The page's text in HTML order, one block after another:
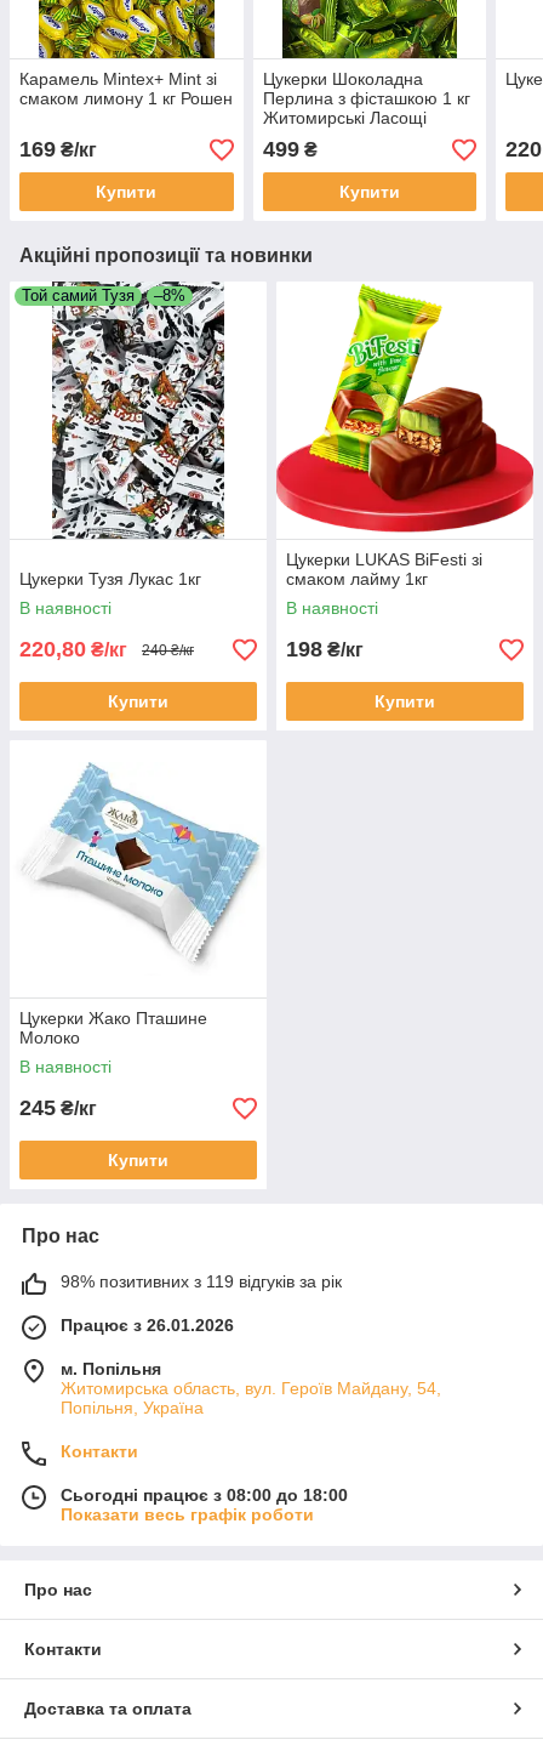
Карамель Mintex+ Mint зі
смаком лимону 1 кг Рошен
169 ₴/кг
Купити
Цукерки Шоколадна
Перлина з фісташкою 1 кг
Житомирські Ласощі
499₴
Купити
220
Акційні пропозиції та новинки
Той самий Тузя –8%
Цукерки Тузя Лукас 1кг
В наявності
220,80 ₴/кг 240 ₴/кг
Купити
Цукерки LUKAS BiFesti зі
смаком лайму 1кг
В наявності
198 ₴/кг
Купити
Цукерки Жако Пташине
Молоко
В наявності
245 ₴/кг
Купити
Про нас
98% позитивних з 119 відгуків за рік
Працює з 26.01.2026
м. Попільня
Житомирська область, вул. Героїв Майдану, 54,
Попільня, Україна
Контакти
Сьогодні працює з 08:00 до 18:00
Показати весь графік роботи
Про нас
Контакти
Доставка та оплата